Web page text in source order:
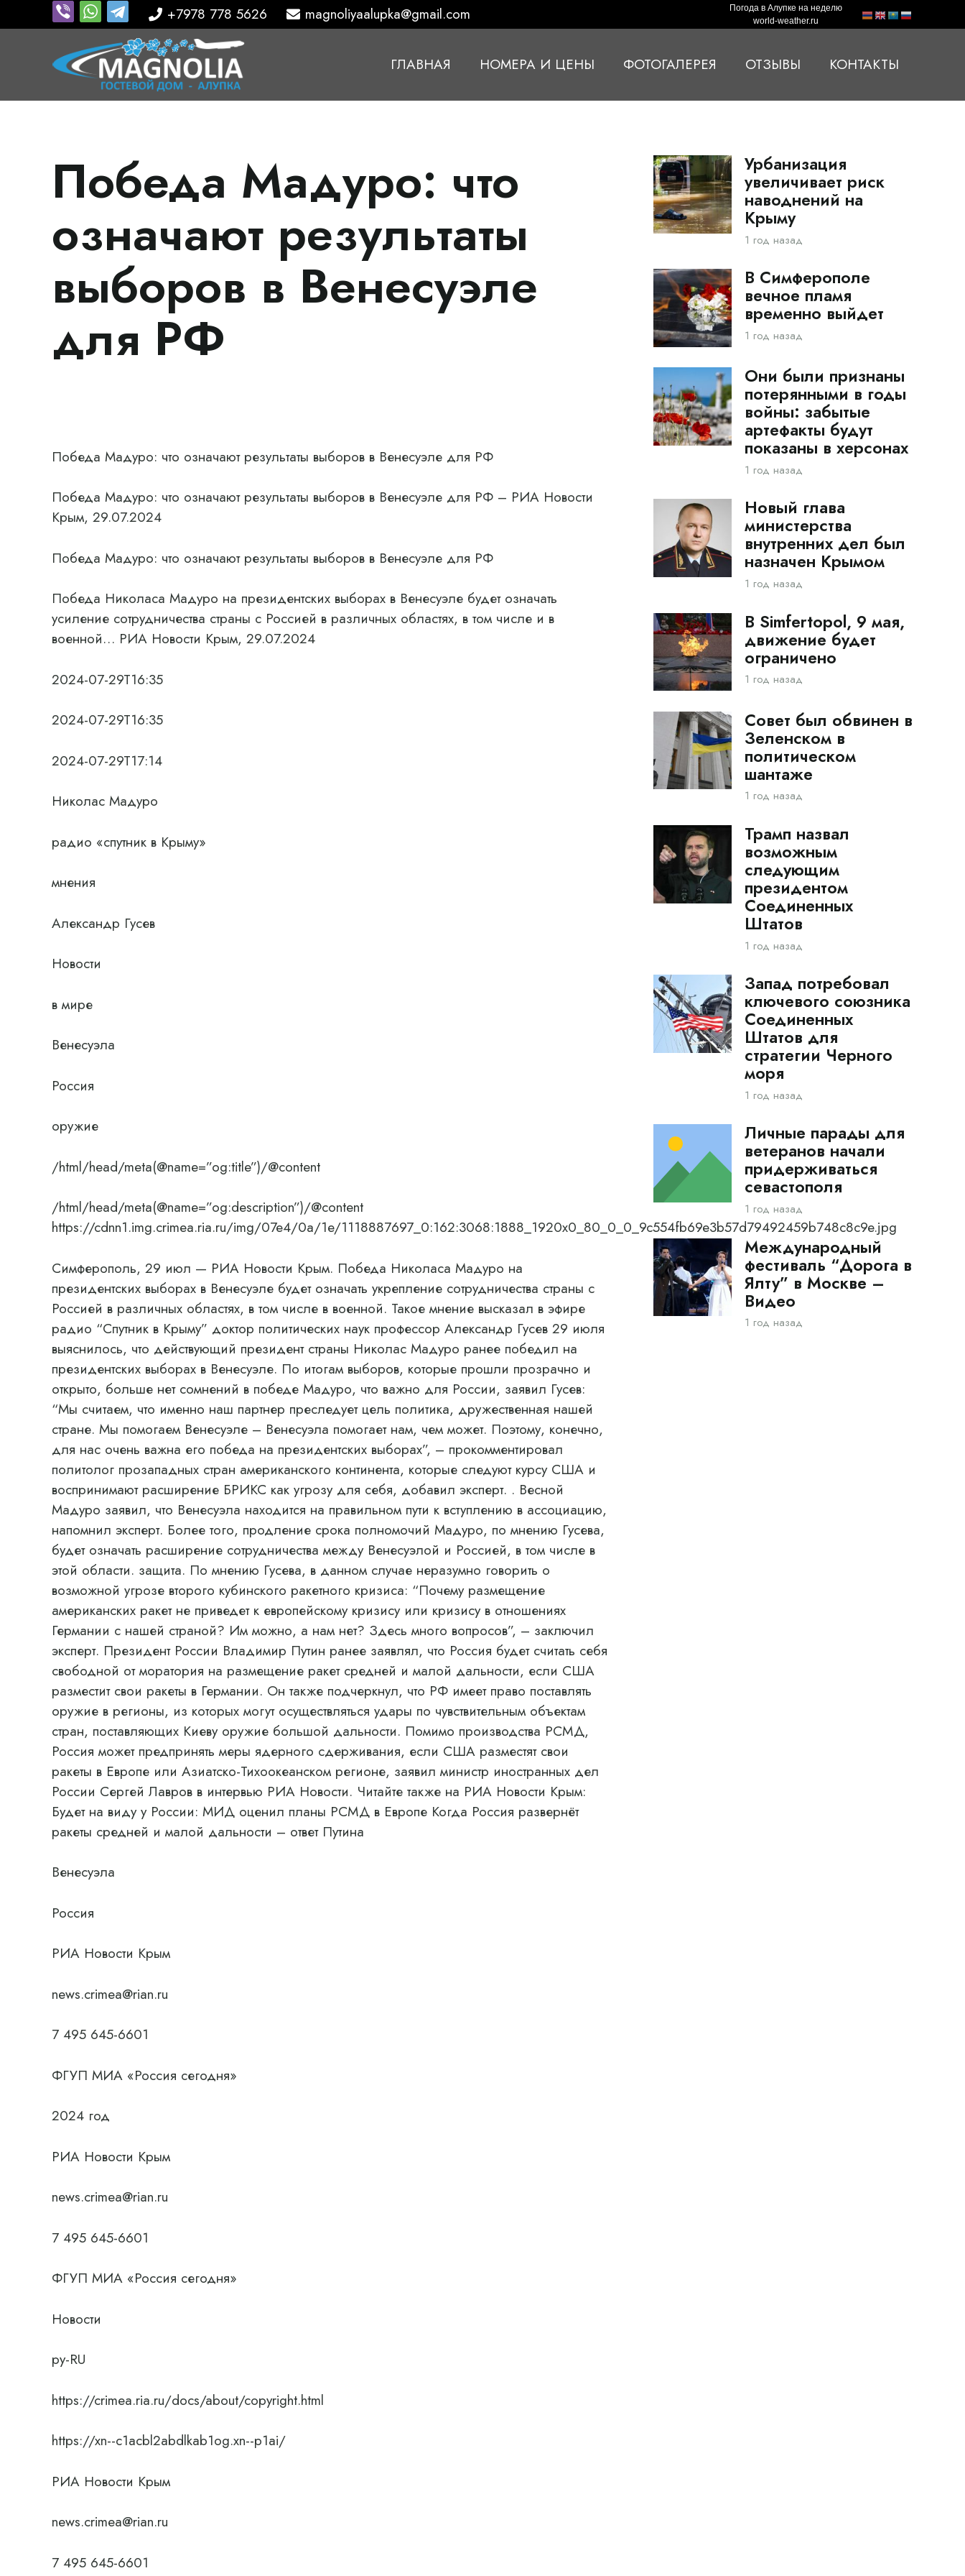
+7978 778 5626 magnoliyaalupka@gmail.com
Погода в Алупке на неделю
world-weather.ru
ГЛАВНАЯ НОМЕРА И ЦЕНЫ ФОТОГАЛЕРЕЯ ОТЗЫВЫ КОНТАКТЫ
Победа Мадуро: что
означают результаты
выборов в Венесуэле
для РФ
Победа Мадуро: что означают результаты выборов в Венесуэле для РФ
Победа Мадуро: что означают результаты выборов в Венесуэле для РФ – РИА Новости
Крым, 29.07.2024
Победа Мадуро: что означают результаты выборов в Венесуэле для РФ
Победа Николаса Мадуро на президентских выборах в Венесуэле будет означать
усиление сотрудничества страны с Россией в различных областях, в том числе и в
военной… РИА Новости Крым, 29.07.2024
2024-07-29T16:35
2024-07-29T16:35
2024-07-29T17:14
Николас Мадуро
радио «спутник в Крыму»
мнения
Александр Гусев
Новости
в мире
Венесуэла
Россия
оружие
/html/head/meta(@name=”og:title”)/@content
/html/head/meta(@name=”og:description”)/@content
https://cdnn1.img.crimea.ria.ru/img/07e4/0a/1e/1118887697_0:162:3068:1888_1920x0_80_0_0_9c554fb69e3b57d79492459b748c8c9e.jpg
Симферополь, 29 июл — РИА Новости Крым. Победа Николаса Мадуро на
президентских выборах в Венесуэле будет означать укрепление сотрудничества страны с
Россией в различных областях, в том числе в военной. Такое мнение высказал в эфире
радио “Спутник в Крыму” доктор политических наук профессор Александр Гусев 29 июля
выяснилось, что действующий президент страны Николас Мадуро ранее победил на
президентских выборах в Венесуэле. По итогам выборов, которые прошли прозрачно и
открыто, больше нет сомнений в победе Мадуро, что важно для России, заявил Гусев:
“Мы считаем, что именно наш партнер преследует цель политика, дружественная нашей
стране. Мы помогаем Венесуэле – Венесуэла помогает нам, чем может. Поэтому, конечно,
для нас очень важна его победа на президентских выборах”, – прокомментировал
политолог прозападных стран американского континента, которые следуют курсу США и
воспринимают расширение БРИКС как угрозу для себя, добавил эксперт. . Весной
Мадуро заявил, что Венесуэла находится на правильном пути к вступлению в ассоциацию,
напомнил эксперт. Более того, продление срока полномочий Мадуро, по мнению Гусева,
будет означать расширение сотрудничества между Венесуэлой и Россией, в том числе в
этой области. защита. По мнению Гусева, в данном случае неразумно говорить о
возможной угрозе второго кубинского ракетного кризиса: “Почему размещение
американских ракет не приведет к европейскому кризису или кризису в отношениях
Германии с нашей страной? Им можно, а нам нет? Здесь много вопросов”, – заключил
эксперт. Президент России Владимир Путин ранее заявлял, что Россия будет считать себя
свободной от моратория на размещение ракет средней и малой дальности, если США
разместит свои ракеты в Германии. Он также подчеркнул, что РФ имеет право поставлять
оружие в регионы, из которых могут осуществляться удары по чувствительным объектам
стран, поставляющих Киеву оружие большой дальности. Помимо производства РСМД,
Россия может предпринять меры ядерного сдерживания, если США разместят свои
ракеты в Европе или Азиатско-Тихоокеанском регионе, заявил министр иностранных дел
России Сергей Лавров в интервью РИА Новости. Читайте также на РИА Новости Крым:
Будет на виду у России: МИД оценил планы РСМД в Европе Когда Россия развернёт
ракеты средней и малой дальности – ответ Путина
Венесуэла
Россия
РИА Новости Крым
news.crimea@rian.ru
7 495 645-6601
ФГУП МИА «Россия сегодня»
2024 год
РИА Новости Крым
news.crimea@rian.ru
7 495 645-6601
ФГУП МИА «Россия сегодня»
Новости
ру-RU
https://crimea.ria.ru/docs/about/copyright.html
https://xn--c1acbl2abdlkab1og.xn--p1ai/
РИА Новости Крым
news.crimea@rian.ru
7 495 645-6601
Урбанизация
увеличивает риск
наводнений на
Крыму
1 год назад
В Симферополе
вечное пламя
временно выйдет
1 год назад
Они были признаны
потерянными в годы
войны: забытые
артефакты будут
показаны в херсонах
1 год назад
Новый глава
министерства
внутренних дел был
назначен Крымом
1 год назад
В Simfertopol, 9 мая,
движение будет
ограничено
1 год назад
Совет был обвинен в
Зеленском в
политическом
шантаже
1 год назад
Трамп назвал
возможным
следующим
президентом
Соединенных
Штатов
1 год назад
Запад потребовал
ключевого союзника
Соединенных
Штатов для
стратегии Черного
моря
1 год назад
Личные парады для
ветеранов начали
придерживаться
севастополя
1 год назад
Международный
фестиваль “Дорога в
Ялту” в Москве –
Видео
1 год назад